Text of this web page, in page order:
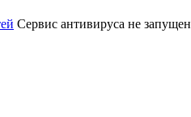
Сервис антивируса не запущен